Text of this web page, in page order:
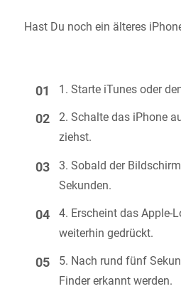
Hast Du noch ein älteres
Starte iTunes oder
Schalte das iPhone
ziehst.
Sobald der
Sekunden.
Erscheint das Apple-
weiterhin gedrückt.
Nach rund fünf
Finder erkannt werden.